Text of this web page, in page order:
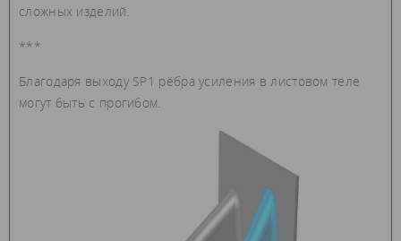
сложных изделий.
***
Благодаря выходу SP1 рёбра усиления в листовом теле
могут быть с прогибом.